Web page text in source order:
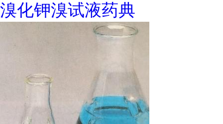
溴化钾溴试液药典